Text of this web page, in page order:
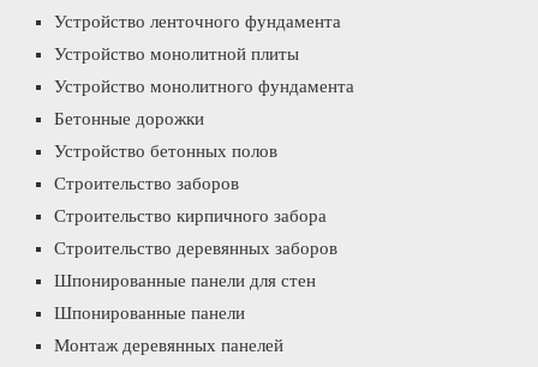
Устройство ленточного фундамента
Устройство монолитной плиты
Устройство монолитного фундамента
Бетонные дорожки
Устройство бетонных полов
Строительство заборов
Строительство кирпичного забора
Строительство деревянных заборов
Шпонированные панели для стен
Шпонированные панели
Монтаж деревянных панелей